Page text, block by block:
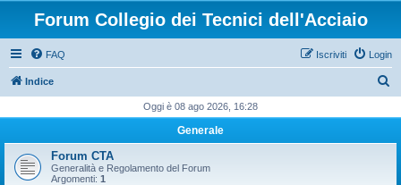
Forum Collegio dei Tecnici dell'Acciaio
FAQ Login
Iscriviti
Indice
c
Oggi è 08 ago 2026, 16:28
Generale
Forum CTA
Generalità e Regolamento del Forum
Argomenti: 1